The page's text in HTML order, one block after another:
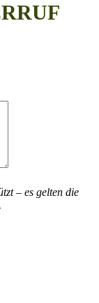
– es gelten die